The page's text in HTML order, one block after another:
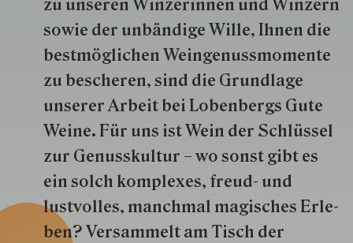
zu unseren Win­zer­innen und Win­zern
so­wie der un­bän­dige Wille, Ihnen die
best­mög­lich­en Wein­genuss­momente
zu besche­ren, sind die Grund­lage
unserer Arbeit bei Lobenbergs Gute
Weine. Für uns ist Wein der Schlüs­sel
zur Genuss­kultur – wo sonst gibt es
ein solch kom­plexes, freud- und
lustvolles, manchmal ma­gisch­es Er­le­
ben? Versammelt am Tisch der